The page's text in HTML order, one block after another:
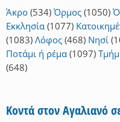
Άκρο (534) Όρμος (1050)
Εκκλησία (1077)
(1083) Λόφος (468) Νησί
Ποτάμι ή ρέμα (1097)
(648)
Κοντά στον Αγαλιανό